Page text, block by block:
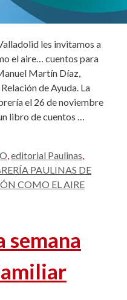
les invitamos a
el aire… cuentos para
Martín Díaz,
de Ayuda. La
el 26 de noviembre
libro de cuentos …
,editorial Paulinas,
PAULINAS DE
COMO EL AIRE
semana